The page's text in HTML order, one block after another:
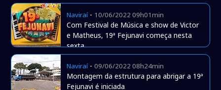
Naviraí- 10/06/2022 09h01min
Com Festival de Música e show de Victor
e Matheus, 19ª Fejunavi começa nesta
sexta
Naviraí-09/06/2022 08h24min
Montagem da estrutura para abrigar a 19ª
Fejunavi é iniciada